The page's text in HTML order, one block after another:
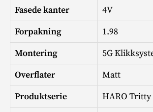
Fasede kanter
4V
Forpakning
1.98
Montering
5G
Overflater
Matt
Produktserie
HARO Tritty